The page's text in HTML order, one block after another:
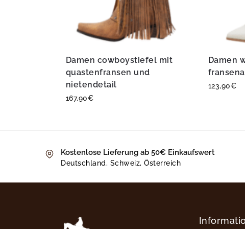
Damen cowboystiefel mit
quastenfransen und
nietendetail
167,90€
Damen
123,90€
Kostenlose Lieferung ab 50€ Einkaufswert
Deutschland, Schweiz, Österreich